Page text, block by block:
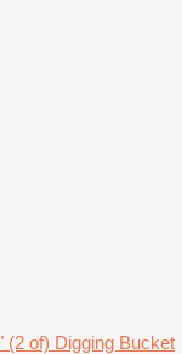
(2 of) Digging Bucket